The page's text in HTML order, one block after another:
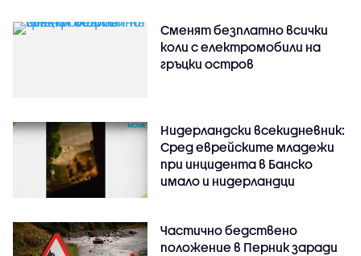
Сменят безплатно всички
коли с електромобили на
гръцки остров
Нидерландски всекидневник:
Сред еврейските младежи
при инцидента в Банско
имало и нидерландци
Частично бедствено
положение в Перник заради